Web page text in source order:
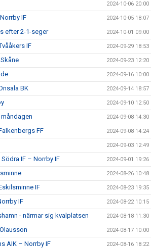
2024-10-06 20:00
IF 2024-10-05 18:07
efter 2-1-seger 2024-10-01 09:00
IF 2024-09-29 18:53
2024-09-23 12:20
2024-09-16 10:00
BK 2024-09-14 18:57
2024-09-10 12:50
2024-09-08 14:30
FF 2024-09-08 14:24
2024-09-03 12:49
IF – Norrby IF 2024-09-01 19:26
2024-08-26 10:48
IF 2024-08-23 19:35
IF 2024-08-22 10:15
- närmar sig kvalplatsen 2024-08-18 11:30
2024-08-17 10:00
AIK – Norrby IF 2024-08-16 18:22